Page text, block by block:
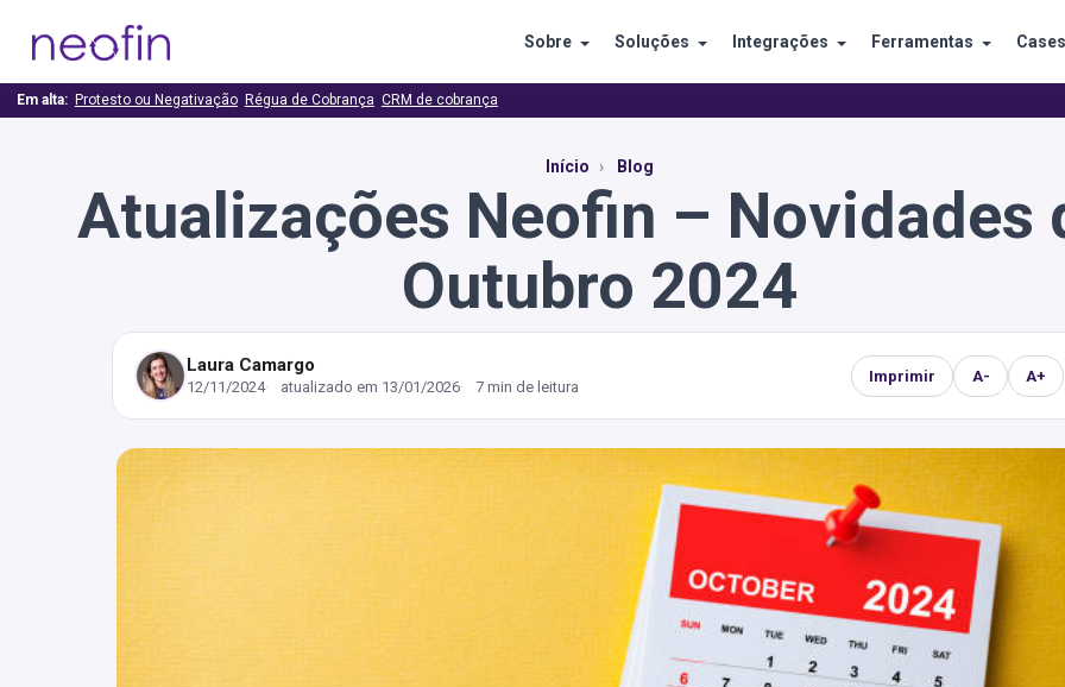
Sobre Soluções Integrações Ferramentas Cases
Em alta: Protesto ou Negativação Régua de Cobrança CRM de cobrança
Início Blog
Atualizações Neofin – Novidades
Outubro 2024
Laura Camargo
12/11/2024 atualizado em 13/01/2026 7 min de leitura
Imprimir A- A+